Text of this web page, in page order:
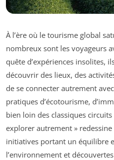
À l’ère où le tourisme global
nombreux sont les voyageurs
quête d’expériences insolites,
découvrir des lieux, des
de se connecter autrement
pratiques d’écotourisme,
bien loin des classiques
explorer autrement »
initiatives portant un équilibre
l’environnement et